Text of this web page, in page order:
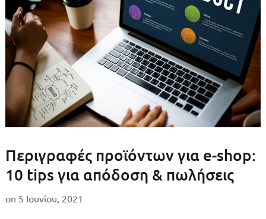
Περιγραφές προϊόντων για e-shop:
10 tips για απόδοση & πωλήσεις
on 5 Ιουνίου, 2021